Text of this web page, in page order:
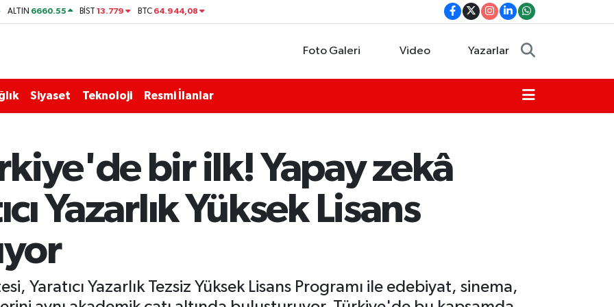
ALTIN 6660.55 BİST13.779 BTC 64.944,08
Foto Galeri Video Yazarlar
Siyaset Teknoloji Resmi İlanlar
bir ilk! Yapay zekâ
Yazarlık Yüksek Lisans
Yaratıcı Yazarlık Tezsiz Yüksek Lisans Programı ile edebiyat, sinema,